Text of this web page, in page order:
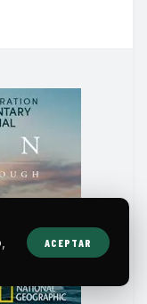
ACEPTAR